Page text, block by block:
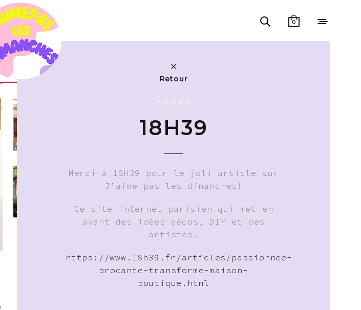
0
Retour
18H39
Merci à 18H39 pour le joli article sur
J’aime pas les dimanches!
Ce site internet parisien qui met en
avant des idées décos, DIY et des
artistes.
https://www.18h39.fr/articles/passionnee-
brocante-transforme-maison-
boutique.html